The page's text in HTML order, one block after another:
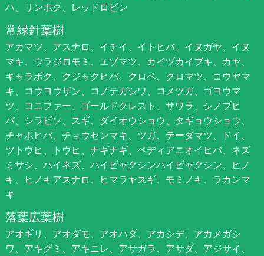
ハ、リンボク、レッドロビン
常緑針葉樹
アカマツ、アスナロ、イチイ、イトヒバ、イヌガヤ、イヌ
マキ、ウラジロモミ、エゾマツ、カイヅカイブキ、カヤ、
キャラボク、クジャクヒバ、クロベ、クロマツ、コウヤマ
キ、コウヨウザン、コノテガシワ、コメツガ、ゴヨウマ
ツ、コニファー、ゴールドクレスト、サワラ、シノブヒ
バ、シラビソ、スギ、ダイオウショウ、タギョウショウ、
チャボヒバ、チョウセンマキ、ツガ、テーダマツ、ドイ、
ツトウヒ、トウヒ、ナギナギ、ペディアニオイヒバ、ネズ
ミサシ、ハイネズ、ハイビャクシンハイビャクシン、ヒノ
キ、ヒノキアスナロ、ヒマラヤスギ、モミノキ、ラカンマ
キ
落葉広葉樹
アオギリ、アオダモ、アオハダ、アカシデ、アカメガシ
ワ、アキグミ、アキニレ、アサガラ、アサダ、アジサイ、